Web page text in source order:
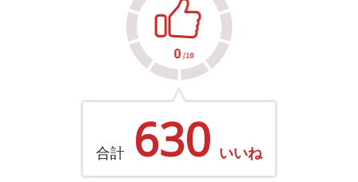
合計 630 いいね